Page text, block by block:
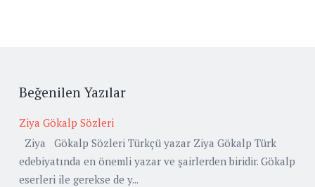
Beğenilen Yazılar
Ziya Gökalp Sözleri
Ziya Gökalp Sözleri Türkçü yazar Ziya Gökalp Türk
edebiyatında en önemli yazar ve şairlerden biridir. Gökalp
eserleri ile gerekse de y...